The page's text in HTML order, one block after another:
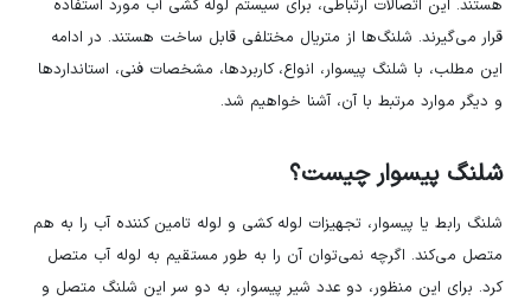
هستند. این اتصالات ارتباطی، برای سیستم لوله کشی آب مورد استفاده
قرار می‌گیرند. شلنگ‌ها از متریال مختلفی قابل ساخت هستند. در ادامه
این مطلب، با شلنگ پیسوار، انواع، کاربردها، مشخصات فنی، استانداردها
و دیگر موارد مرتبط با آن، آشنا خواهیم شد.
شلنگ پیسوار چیست؟
شلنگ رابط یا پیسوار، تجهیزات لوله کشی و لوله تامین کننده آب را به هم
متصل می‌کند. اگرچه نمی‌توان آن را به طور مستقیم به لوله آب متصل
کرد. برای این منظور، دو عدد شیر پیسوار، به دو سر این شلنگ متصل و